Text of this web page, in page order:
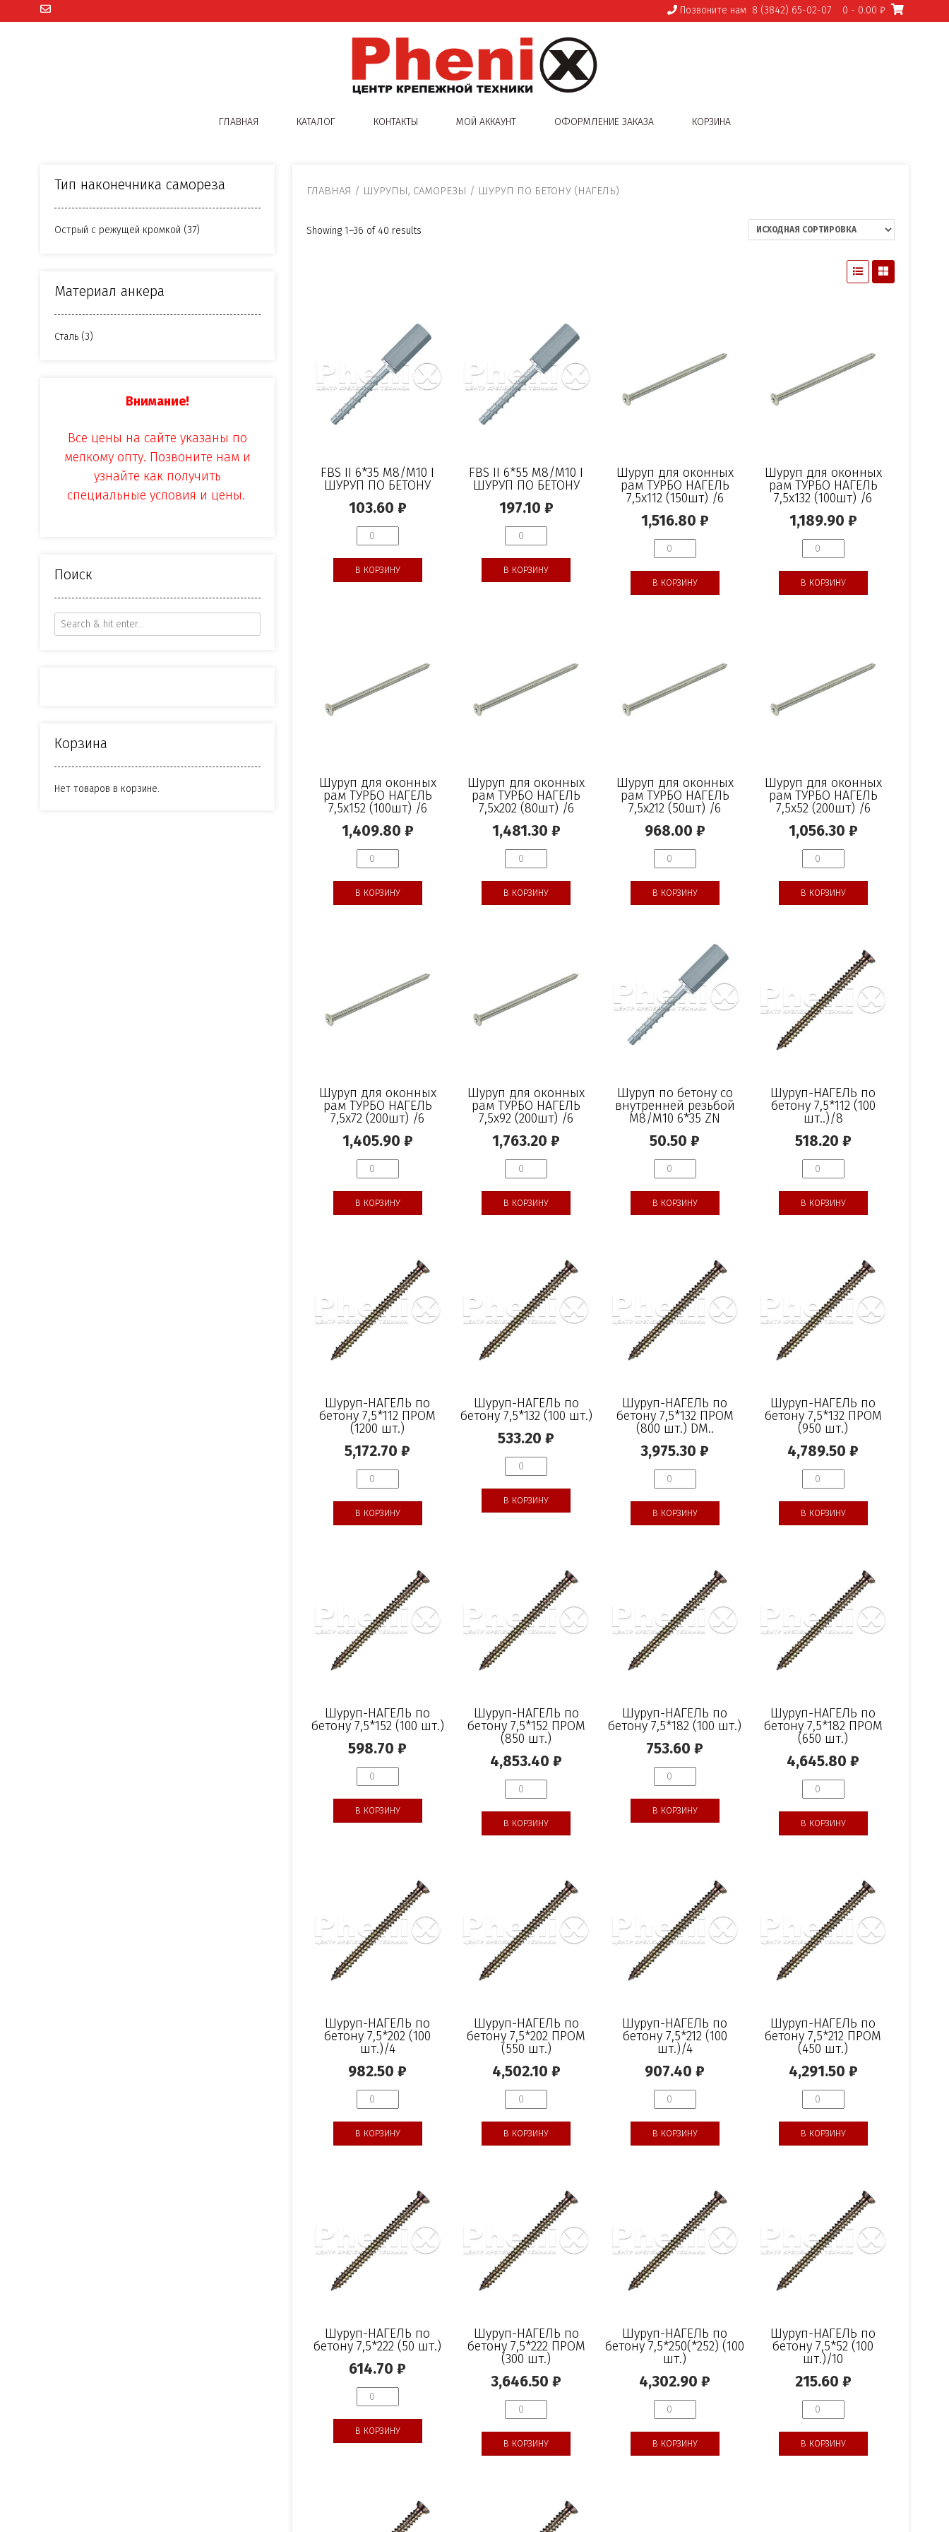
Позвоните нам 8 (3842) 65-02-07 0 - 0.00 ₽
ГЛАВНАЯ КАТАЛОГ КОНТАКТЫ МОЙ АККАУНТ ОФОРМЛЕНИЕ ЗАКАЗА КОРЗИНА
ГЛАВНАЯ / ШУРУПЫ, САМОРЕЗЫ / ШУРУП ПО БЕТОНУ (НАГЕЛЬ)
Showing 1–36 of 40 results
FBS II 6*35 M8/M10 I
ШУРУП ПО БЕТОНУ
103.60 ₽
В КОРЗИНУ
FBS II 6*55 M8/M10 I
ШУРУП ПО БЕТОНУ
197.10 ₽
В КОРЗИНУ
Шуруп для оконных
рам ТУРБО НАГЕЛЬ
7,5х112 (150шт) /6
1,516.80 ₽
В КОРЗИНУ
Шуруп для оконных
рам ТУРБО НАГЕЛЬ
7,5х132 (100шт) /6
1,189.90 ₽
В КОРЗИНУ
Шуруп для оконных
рам ТУРБО НАГЕЛЬ
7,5х152 (100шт) /6
1,409.80 ₽
В КОРЗИНУ
Шуруп для оконных
рам ТУРБО НАГЕЛЬ
7,5х202 (80шт) /6
1,481.30 ₽
В КОРЗИНУ
Шуруп для оконных
рам ТУРБО НАГЕЛЬ
7,5х212 (50шт) /6
968.00 ₽
В КОРЗИНУ
Шуруп для оконных
рам ТУРБО НАГЕЛЬ
7,5х52 (200шт) /6
1,056.30 ₽
В КОРЗИНУ
Шуруп для оконных
рам ТУРБО НАГЕЛЬ
7,5х72 (200шт) /6
1,405.90 ₽
В КОРЗИНУ
Шуруп для оконных
рам ТУРБО НАГЕЛЬ
7,5х92 (200шт) /6
1,763.20₽
В КОРЗИНУ
Шуруп по бетону со
внутренней резьбой
M8/M10 6*35 ZN
50.50₽
В КОРЗИНУ
Шуруп-НАГЕЛЬ по
бетону 7,5*112 (100
шт..)/8
518.20 ₽
В КОРЗИНУ
Шуруп-НАГЕЛЬ по
бетону 7,5*112 ПРОМ
(1200 шт.)
5,172.70₽
В КОРЗИНУ
Шуруп-НАГЕЛЬ по
бетону 7,5*132 (100 шт.)
533.20₽
В КОРЗИНУ
Шуруп-НАГЕЛЬ по
бетону 7,5*132 ПРОМ
(800 шт.) DM..
3,975.30₽
В КОРЗИНУ
Шуруп-НАГЕЛЬ по
бетону 7,5*132 ПРОМ
(950 шт.)
4,789.50₽
В КОРЗИНУ
Шуруп-НАГЕЛЬ по
бетону 7,5*152 (100 шт.)
598.70₽
В КОРЗИНУ
Шуруп-НАГЕЛЬ по
бетону 7,5*152 ПРОМ
(850 шт.)
4,853.40₽
В КОРЗИНУ
Шуруп-НАГЕЛЬ по
бетону 7,5*182 (100 шт.)
753.60₽
В КОРЗИНУ
Шуруп-НАГЕЛЬ по
бетону 7,5*182 ПРОМ
(650 шт.)
4,645.80₽
В КОРЗИНУ
Шуруп-НАГЕЛЬ по
бетону 7,5*202 (100
шт.)/4
982.50₽
В КОРЗИНУ
Шуруп-НАГЕЛЬ по
бетону 7,5*202 ПРОМ
(550 шт.)
4,502.10 ₽
В КОРЗИНУ
Шуруп-НАГЕЛЬ по
бетону 7,5*212 (100
шт.)/4
907.40₽
В КОРЗИНУ
Шуруп-НАГЕЛЬ по
бетону 7,5*212 ПРОМ
(450 шт.)
4,291.50 ₽
В КОРЗИНУ
Шуруп-НАГЕЛЬ по
бетону 7,5*222 (50 шт.)
614.70₽
В КОРЗИНУ
Шуруп-НАГЕЛЬ по
бетону 7,5*222 ПРОМ
(300 шт.)
3,646.50₽
В КОРЗИНУ
Шуруп-НАГЕЛЬ по
бетону 7,5*250(*252) (100
шт.)
4,302.90₽
В КОРЗИНУ
Шуруп-НАГЕЛЬ по
бетону 7,5*52 (100
шт.)/10
215.60 ₽
В КОРЗИНУ
Тип наконечника самореза
Острый с режущей кромкой (37)
Материал анкера
Сталь (3)
Внимание!
Все цены на сайте указаны по
мелкому опту. Позвоните нам и
узнайте как получить
специальные условия и цены.
Поиск
Корзина
Нет товаров в корзине.